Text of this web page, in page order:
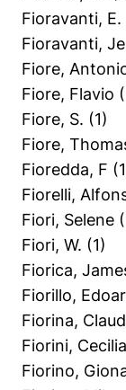
Fioravanti, E.
Fioravanti,
Fiore,
Fiore, Flavio
Fiore, S. (1)
Fiore,
Fioredda, F
Fiorelli,
Fiori, Selene
Fiori, W. (1)
Fiorica,
Fiorillo,
Fiorina,
Fiorini,
Fiorino,